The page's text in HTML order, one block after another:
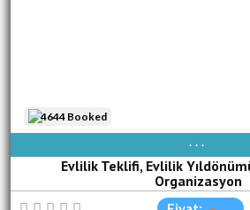
AVAIBLE EVERY DAY
Evlilik Teklifi, Evlilik
Organizasyon
4644 Booked